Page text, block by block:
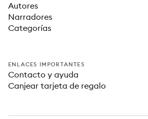
Autores
Narradores
Categorías
ENLACES IMPORTANTES
Contacto y ayuda
Canjear tarjeta de regalo